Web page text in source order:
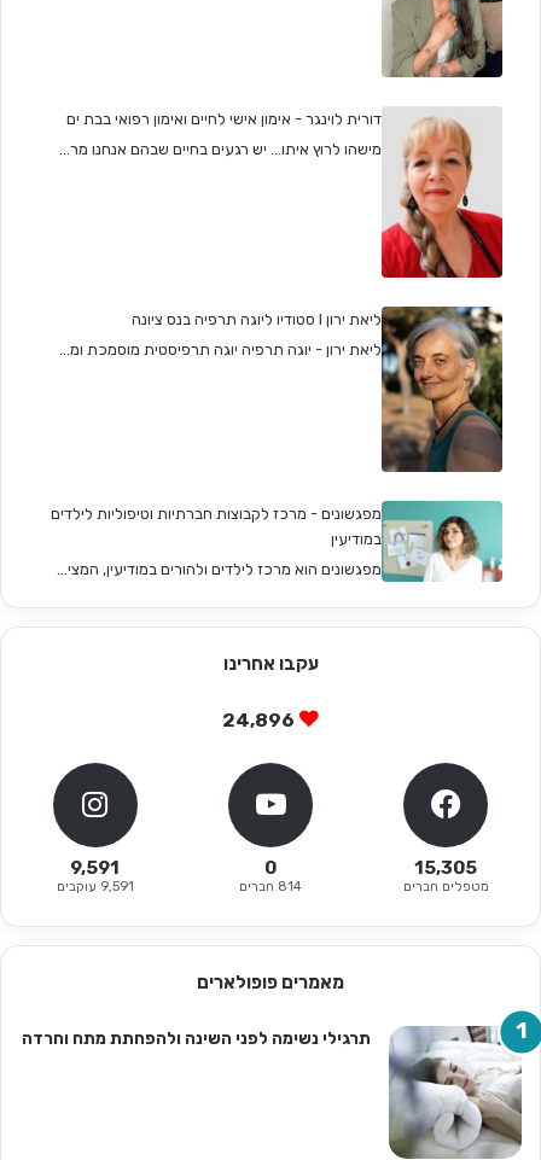
דורית לוינגר - אימון אישי לחיים ואימון רפואי בבת ים
מישהו לרוץ איתו... יש רגעים בחיים שבהם אנחנו מר...
ליאת ירון I סטודיו ליוגה תרפיה בנס ציונה
ליאת ירון - יוגה תרפיה יוגה תרפיסטית מוסמכת ומ...
מפגשונים - מרכז לקבוצות חברתיות וטיפוליות לילדים
במודיעין
מפגשונים הוא מרכז לילדים ולהורים במודיעין, המצי...
עקבו אחרינו
24,896
15,305
מטפלים חברים
0
814 חברים
9,591
9,591 עוקבים
מאמרים פופולארים
תרגילי נשימה לפני השינה ולהפחתת מתח וחרדה